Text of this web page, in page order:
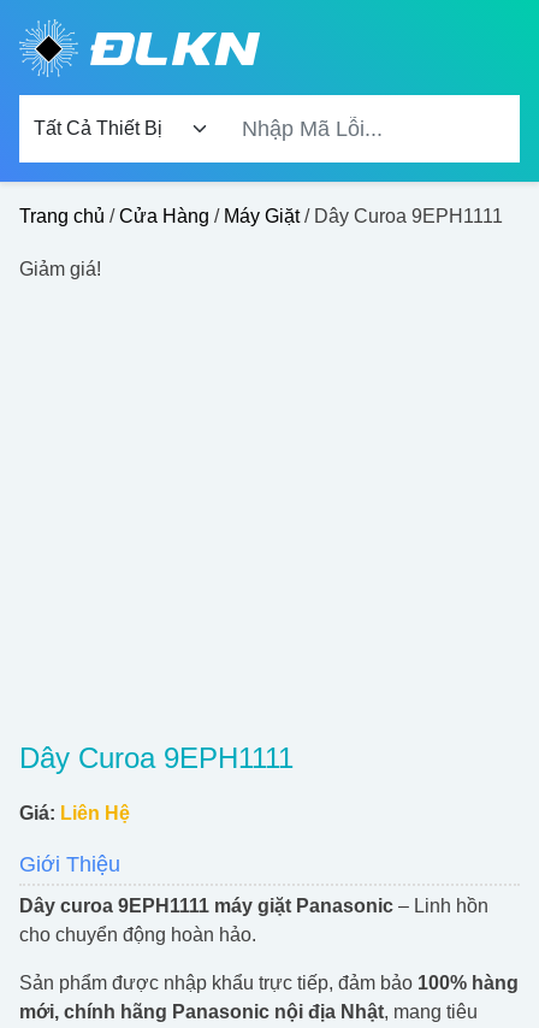
×
Trang chủ /Cửa Hàng / Máy Giặt/ Dây Curoa 9EPH1111
Giảm giá!
Dây Curoa 9EPH1111
Giá: Liên Hệ
Giới Thiệu
Dây curoa 9EPH1111 máy giặt Panasonic – Linh hồn
cho chuyển động hoàn hảo.
Sản phẩm được nhập khẩu trực tiếp, đảm bảo 100% hàng
mới, chính hãng Panasonic nội địa Nhật, mang tiêu